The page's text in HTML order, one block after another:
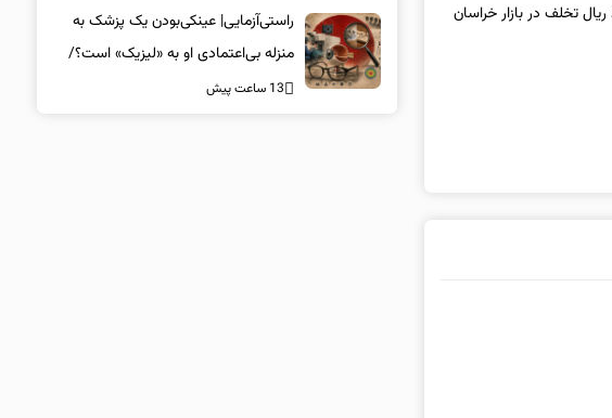
بازار و ثبت ۵۱۷ میلیارد ریال تخلف در بازار خراسان
راستی‌آزمایی| عینکی‌بودن یک پزشک به
منزله بی‌اعتمادی او به «لیزیک» است؟/
جراحان، چشم فرزندان خود را لیزیک
13 ساعت پیش